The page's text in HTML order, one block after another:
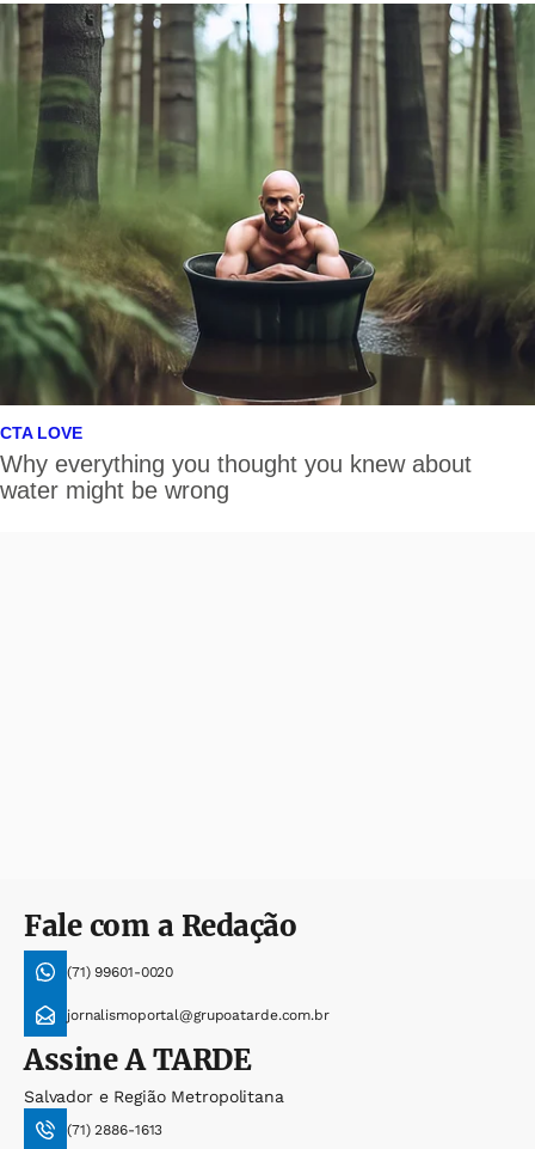
Fale com a Redação
(71) 99601-0020
jornalismoportal@grupoatarde.com.br
AssineA TARDE
Salvador e Região Metropolitana
(71) 2886-1613